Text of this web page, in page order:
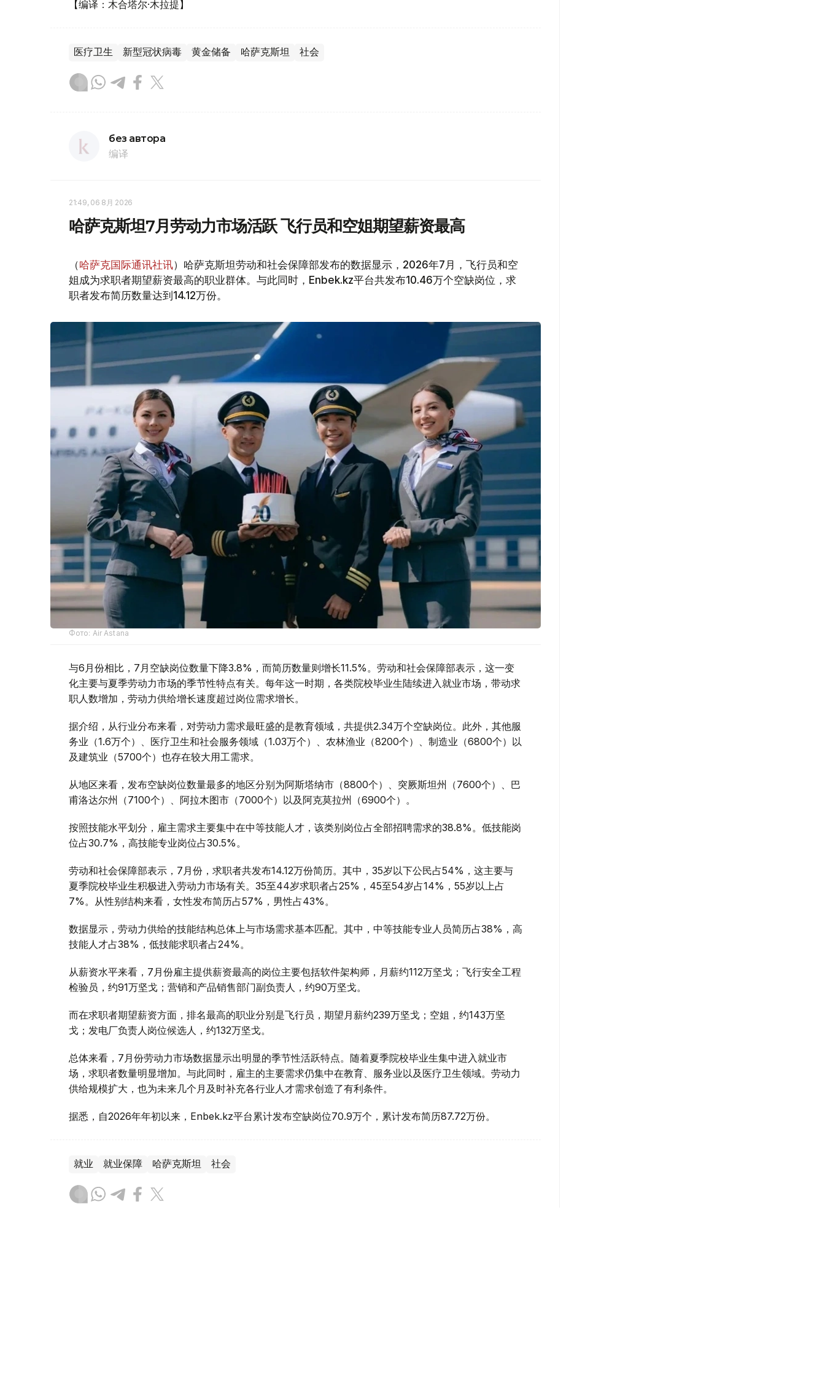
【编译：木合塔尔·木拉提】
医疗卫生 新型冠状病毒 黄金储备 哈萨克斯坦 社会
без автора
编译
21:49, 06 8月 2026
哈萨克斯坦7月劳动力市场活跃 飞行员和空姐期望薪资最高
（哈萨克国际通讯社讯）哈萨克斯坦劳动和社会保障部发布的数据显示，2026年7月，飞行员和空
姐成为求职者期望薪资最高的职业群体。与此同时，Enbek.kz平台共发布10.46万个空缺岗位，求
职者发布简历数量达到14.12万份。
Фото: Air Astana
与6月份相比，7月空缺岗位数量下降3.8%，而简历数量则增长11.5%。劳动和社会保障部表示，这一变
化主要与夏季劳动力市场的季节性特点有关。每年这一时期，各类院校毕业生陆续进入就业市场，带动求
职人数增加，劳动力供给增长速度超过岗位需求增长。
据介绍，从行业分布来看，对劳动力需求最旺盛的是教育领域，共提供2.34万个空缺岗位。此外，其他服
务业（1.6万个）、医疗卫生和社会服务领域（1.03万个）、农林渔业（8200个）、制造业（6800个）以
及建筑业（5700个）也存在较大用工需求。
从地区来看，发布空缺岗位数量最多的地区分别为阿斯塔纳市（8800个）、突厥斯坦州（7600个）、巴
甫洛达尔州（7100个）、阿拉木图市（7000个）以及阿克莫拉州（6900个）。
按照技能水平划分，雇主需求主要集中在中等技能人才，该类别岗位占全部招聘需求的38.8%。低技能岗
位占30.7%，高技能专业岗位占30.5%。
劳动和社会保障部表示，7月份，求职者共发布14.12万份简历。其中，35岁以下公民占54%，这主要与
夏季院校毕业生积极进入劳动力市场有关。35至44岁求职者占25%，45至54岁占14%，55岁以上占
7%。从性别结构来看，女性发布简历占57%，男性占43%。
数据显示，劳动力供给的技能结构总体上与市场需求基本匹配。其中，中等技能专业人员简历占38%，高
技能人才占38%，低技能求职者占24%。
从薪资水平来看，7月份雇主提供薪资最高的岗位主要包括软件架构师，月薪约112万坚戈；飞行安全工程
检验员，约91万坚戈；营销和产品销售部门副负责人，约90万坚戈。
而在求职者期望薪资方面，排名最高的职业分别是飞行员，期望月薪约239万坚戈；空姐，约143万坚
戈；发电厂负责人岗位候选人，约132万坚戈。
总体来看，7月份劳动力市场数据显示出明显的季节性活跃特点。随着夏季院校毕业生集中进入就业市
场，求职者数量明显增加。与此同时，雇主的主要需求仍集中在教育、服务业以及医疗卫生领域。劳动力
供给规模扩大，也为未来几个月及时补充各行业人才需求创造了有利条件。
据悉，自2026年年初以来，Enbek.kz平台累计发布空缺岗位70.9万个，累计发布简历87.72万份。
就业 就业保障 哈萨克斯坦 社会